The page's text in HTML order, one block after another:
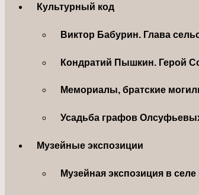
Культурный код
Виктор Бабурин. Глава
Кондратий Пышкин. Герой
Мемориалы, братские
Усадьба графов
Музейные экспозиции
Музейная экспозиция в